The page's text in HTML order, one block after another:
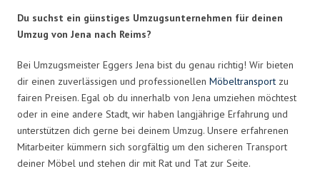
Du suchst ein günstiges Umzugsunternehmen für deinen
Umzug von Jena nach Reims?
Bei Umzugsmeister Eggers Jena bist du genau richtig! Wir bieten
dir einen zuverlässigen und professionellen Möbeltransport zu
fairen Preisen. Egal ob du innerhalb von Jena umziehen möchtest
oder in eine andere Stadt, wir haben langjährige Erfahrung und
unterstützen dich gerne bei deinem Umzug. Unsere erfahrenen
Mitarbeiter kümmern sich sorgfältig um den sicheren Transport
deiner Möbel und stehen dir mit Rat und Tat zur Seite.